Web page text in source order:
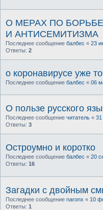
О МЕРАХ ПО
И АНТИСЕМИТИЗМА
Последнее сообщение балбес « 23
Ответы: 2
о коронавирусе уже
Последнее сообщение балбес « 06
О пользе русского
Последнее сообщение читатель «
Ответы: 3
Остроумно и коротко
Последнее сообщение балбес « 20
Ответы: 16
Загадки с двойным
Последнее сообщение naronx « 10
Ответы: 1